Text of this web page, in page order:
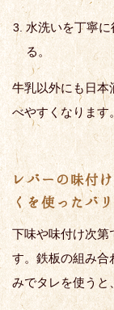
水洗いを丁寧
る。
牛乳以外にも日本
べやすくなります
レバーの味付
くを使ったバ
下味や味付け次第
す。鉄板の組み合
みでタレを使うと